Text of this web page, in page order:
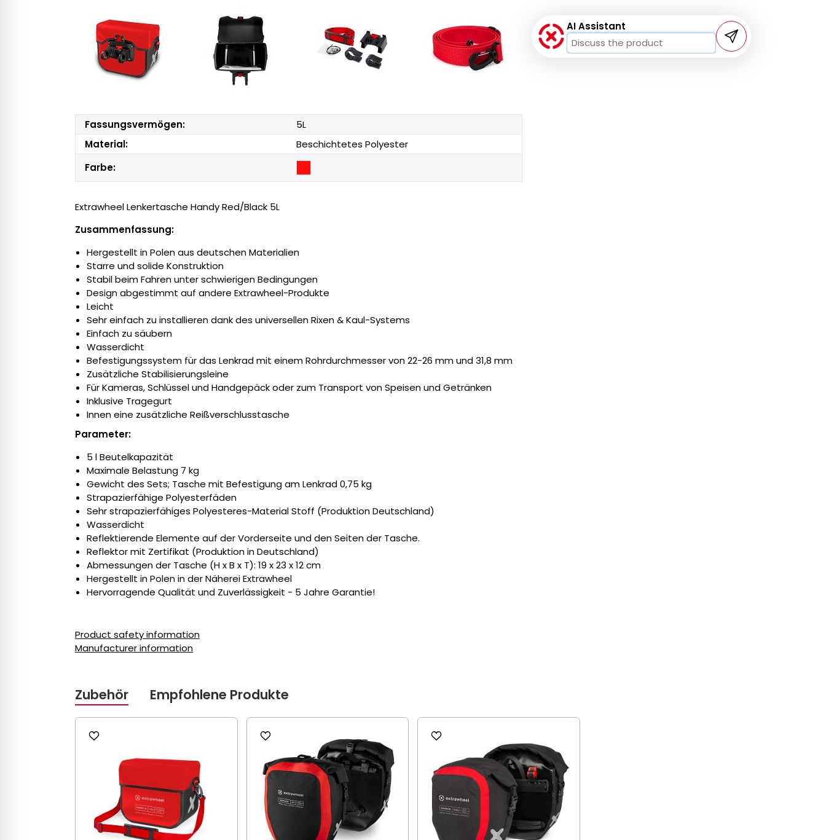
AI Assistant
Fassungsvermögen:
5L
Material:
Beschichtetes Polyester
Farbe:
Extrawheel Lenkertasche Handy Red/Black 5L
Zusammenfassung:
Hergestellt in Polen aus deutschen Materialien
Starre und solide Konstruktion
Stabil beim Fahren unter schwierigen Bedingungen
Design abgestimmt auf andere Extrawheel-Produkte
Leicht
Sehr einfach zu installieren dank des universellen Rixen & Kaul-Systems
Einfach zu säubern
Wasserdicht
Befestigungssystem für das Lenkrad mit einem Rohrdurchmesser von 22-26 mm und 31,8 mm
Zusätzliche Stabilisierungsleine
Für Kameras, Schlüssel und Handgepäck oder zum Transport von Speisen und Getränken
Inklusive Tragegurt
Innen eine zusätzliche Reißverschlusstasche
Parameter:
5 l Beutelkapazität
Maximale Belastung 7 kg
Gewicht des Sets; Tasche mit Befestigung am Lenkrad 0,75 kg
Strapazierfähige Polyesterfäden
Sehr strapazierfähiges Polyesteres-Material Stoff (Produktion Deutschland)
Wasserdicht
Reflektierende Elemente auf der Vorderseite und den Seiten der Tasche.
Reflektor mit Zertifikat (Produktion in Deutschland)
Abmessungen der Tasche (H x B x T): 19 x 23 x 12 cm
Hergestellt in Polen in der Näherei Extrawheel
Hervorragende Qualität und Zuverlässigkeit - 5 Jahre Garantie!
Product safety information
Manufacturer information
Zubehör Empfohlene Produkte